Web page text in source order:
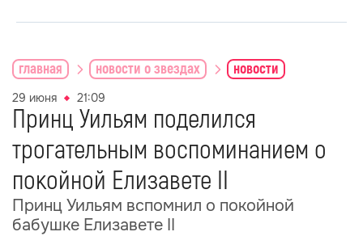
главная новости о звездах новости
29 июня 21:09
Принц Уильям поделился
трогательным воспоминанием о
покойной Елизавете II
Принц Уильям вспомнил о покойной
бабушке Елизавете II